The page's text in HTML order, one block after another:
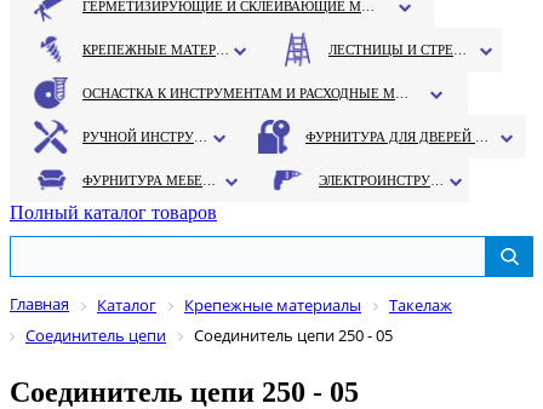
Полный каталог товаров
Главная Каталог Крепежные материалы
Такелаж
Соединитель цепи
Соединитель цепи 250 - 05
Соединитель цепи 250 - 05